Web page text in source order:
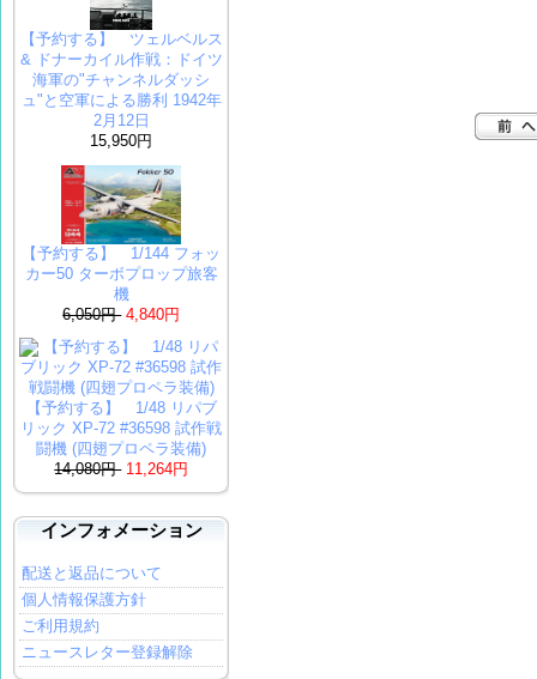
【予約する】 ツェルベルス
& ドナーカ​​イル作戦：ドイツ
海軍の"チャンネルダッシ
ュ"と空軍による勝利 1942年
2月12日
15,950円
【予約する】 1/144 フォッ
カー50 ターボプロップ旅客
機
6,050円 4,840円
【予約する】 1/48 リパブ
リック XP-72 #36598 試作戦
闘機 (四翅プロペラ装備)
14,080円 11,264円
インフォメーション
配送と返品について
個人情報保護方針
ご利用規約
ニュースレター登録解除